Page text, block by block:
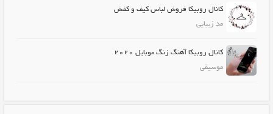
کانال روبیکا فروش لباس کیف و کفش
مد زیبایی
کانال روبیکا آهنگ زنگ موبایل ۲۰۲۰
موسیقی